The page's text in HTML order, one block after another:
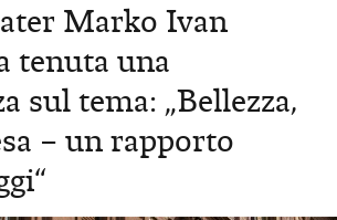
Marko Ivan
tenuta una
sul tema: „Bellezza,
– un rapporto